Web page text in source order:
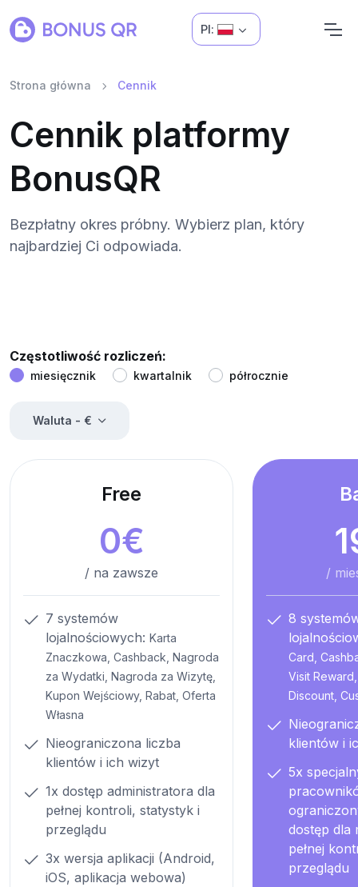
Pl:
Strona główna Cennik
Cennik platformy
BonusQR
Bezpłatny okres próbny. Wybierz plan, który
najbardziej Ci odpowiada.
Częstotliwość rozliczeń:
miesięcznik kwartalnik półrocznie
Waluta - €
Free
0€
/ na zawsze
7 systemów
lojalnościowych: Karta
Znaczkowa, Cashback, Nagroda
za Wydatki, Nagroda za Wizytę,
Kupon Wejściowy, Rabat, Oferta
Własna
Nieograniczona liczba
klientów i ich wizyt
1x dostęp administratora dla
pełnej kontroli, statystyk i
przeglądu
3x wersja aplikacji (Android,
iOS, aplikacja webowa)
/
8
Card,
Visit
Discount,
klientów i
5x
dostęp dla
pełnej
przeglądu